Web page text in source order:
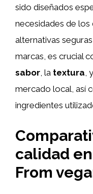
sido diseñados
necesidades de los
alternativas
marcas, es crucial
sabor, la textura,
mercado local, así
ingredientes
calidad
From